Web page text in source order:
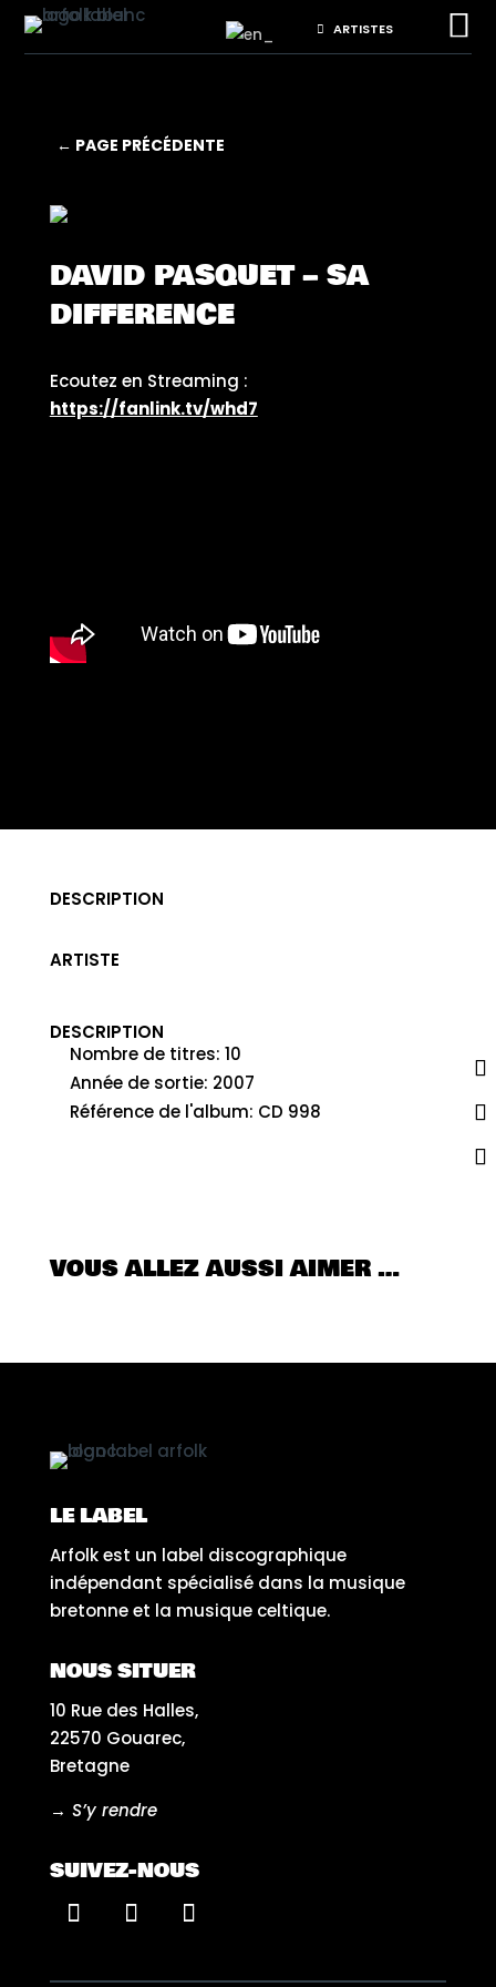
ARTISTES 
← PAGE PRÉCÉDENTE
DAVID PASQUET – SA
DIFFERENCE
Ecoutez en Streaming :
https://fanlink.tv/whd7
DESCRIPTION
ARTISTE
DESCRIPTION
Nombre de titres: 10
Année de sortie: 2007
Référence de l'album: CD 998
VOUS ALLEZ AUSSI AIMER …
LE LABEL
Arfolk est un label discographique
indépendant spécialisé dans la musique
bretonne et la musique celtique.
NOUS SITUER
10 Rue des Halles,
22570 Gouarec,
Bretagne
→ S’y rendre
SUIVEZ-NOUS